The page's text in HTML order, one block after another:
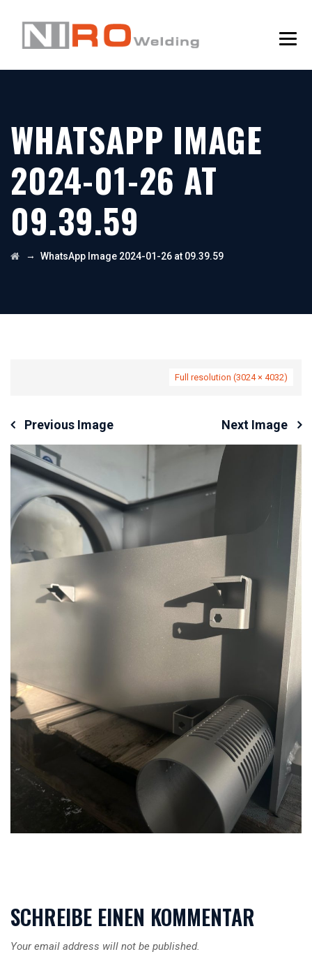
WHATSAPP IMAGE
2024-01-26 AT
09.39.59
→ WhatsApp Image 2024-01-26 at 09.39.59
Full resolution (3024 × 4032)
Previous Image Next Image
SCHREIBE EINEN KOMMENTAR
Your email address will not be published.